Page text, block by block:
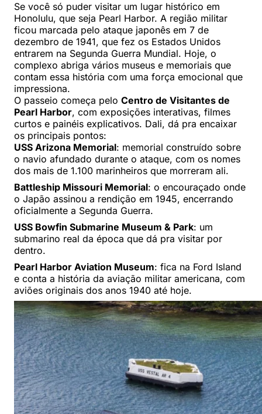
Se você só puder visitar um lugar histórico em
Honolulu, que seja Pearl Harbor. A região militar
ficou marcada pelo ataque japonês em 7 de
dezembro de 1941, que fez os Estados Unidos
entrarem na Segunda Guerra Mundial. Hoje, o
complexo abriga vários museus e memoriais que
contam essa história com uma força emocional que
impressiona.
O passeio começa pelo Centro de Visitantes de
Pearl Harbor, com exposições interativas, filmes
curtos e painéis explicativos. Dali, dá pra encaixar
os principais pontos:
USS Arizona Memorial: memorial construído sobre
o navio afundado durante o ataque, com os nomes
dos mais de 1.100 marinheiros que morreram ali.
Battleship Missouri Memorial: o encouraçado onde
o Japão assinou a rendição em 1945, encerrando
oficialmente a Segunda Guerra.
USS Bowfin Submarine Museum & Park: um
submarino real da época que dá pra visitar por
dentro.
Pearl Harbor Aviation Museum: fica na Ford Island
e conta a história da aviação militar americana, com
aviões originais dos anos 1940 até hoje.